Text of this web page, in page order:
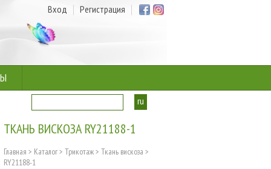
Вход Регистрация
ru
ТКАНЬ ВИСКОЗА RY21188-1
Главная > Каталог> Трикотаж> Ткань вискоза >
RY21188-1